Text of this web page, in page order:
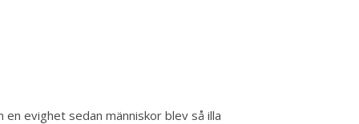
evighet sedan människor blev så illa